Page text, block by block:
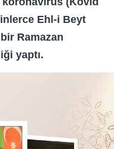
Ehl-i Beyt
Ramazan
yaptı.